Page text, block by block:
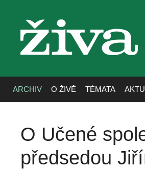
živa
ARCHIV O ŽIVĚ TÉMATA
O Učené
předsedou